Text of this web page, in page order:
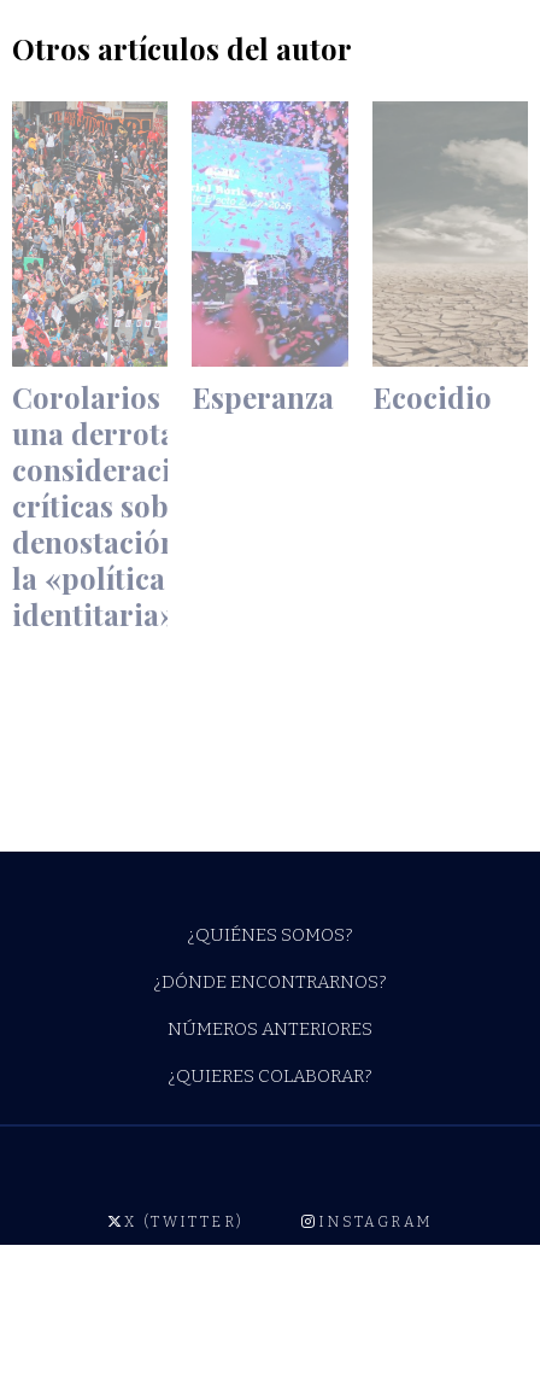
Otros artículos del autor
​​Corolarios de
una derrota:
consideraciones
críticas sobre la
denostación de
la «política
identitaria»
Esperanza Ecocidio
¿QUIÉNES SOMOS?
¿DÓNDE ENCONTRARNOS?
NÚMEROS ANTERIORES
¿QUIERES COLABORAR?
X (TWITTER) INSTAGRAM